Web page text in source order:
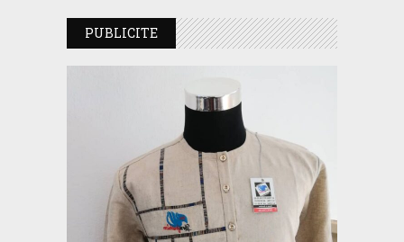
PUBLICITE